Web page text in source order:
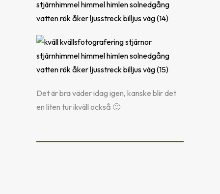
Det är bra väder idag igen, kanske blir det
en liten tur ikväll också 🙂